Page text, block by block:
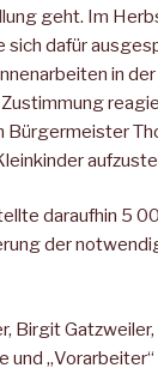
geht. Im
sich dafür
in
Bürgermeister
daraufhin 5
der
Birgit
und